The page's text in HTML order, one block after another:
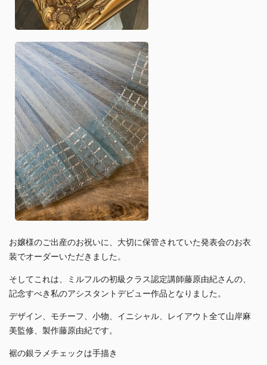
お嬢様のご出産のお祝いに、大切に保管されていた発表会のお衣
装でオーダーいただきました。
そしてこれは、ミルフルの初級クラス認定講師藤原由紀さんの、
記念すべき私のアシスタントデビュー作品となりました。
デザイン、モチーフ、小物、イニシャル、レイアウト全て山岸麻
美監修、製作藤原由紀です。
裾の銀ラメチェックは手描き